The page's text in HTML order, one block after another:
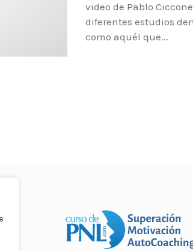
video de Pablo
diferentes estudios
como aquél que...